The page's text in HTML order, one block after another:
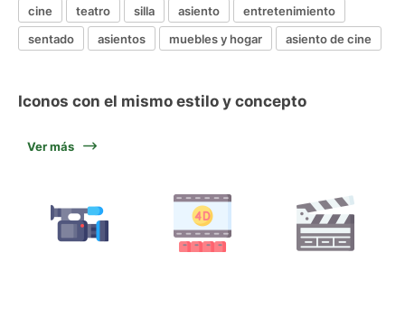
cine teatro silla asiento
entretenimiento
sentado
asientos muebles y hogar asiento de cine
Iconos con el mismo estilo y concepto
Ver más